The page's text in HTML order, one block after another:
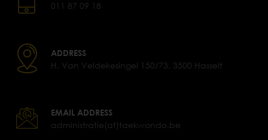
011 87 09 18
ADDRESS
H. Van Veldekesingel 150/73, 3500 Hasselt
EMAIL ADDRESS
administratie(at)taekwondo.be